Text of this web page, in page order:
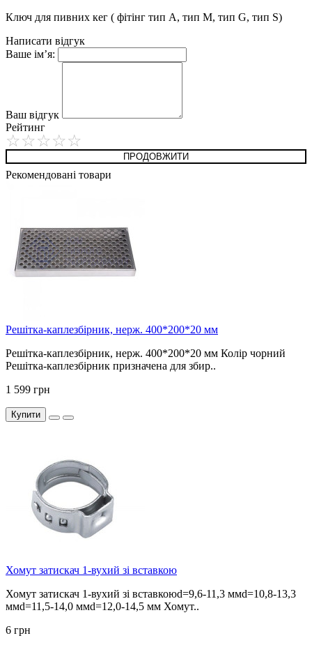
Ключ для пивних кег ( фітінг тип А, тип М, тип G, тип S)
Написати відгук
Ваше ім’я:
Ваш відгук
Рейтинг
ПРОДОВЖИТИ
Рекомендовані товари
Решітка-каплезбірник, нерж. 400*200*20 мм
Решітка-каплезбірник, нерж. 400*200*20 мм Колір чорний
Решітка-каплезбірник призначена для збир..
1 599 грн
Купити
Хомут затискач 1-вухий зі вставкою
Хомут затискач 1-вухий зі вставкоюd=9,6-11,3 ммd=10,8-13,3
ммd=11,5-14,0 ммd=12,0-14,5 мм Хомут..
6 грн